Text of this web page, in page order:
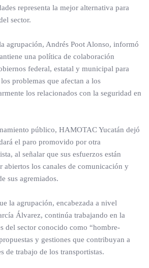
representa la mejor alternativa para
sector.
agrupación, Andrés Poot Alonso, informó
una política de colaboración
federal, estatal y municipal para
problemas que afectan a los
los relacionados con la seguridad en
público, HAMOTAC Yucatán dejó
el paro promovido por otra
al señalar que sus esfuerzos están
abiertos los canales de comunicación y
sus agremiados.
la agrupación, encabezada a nivel
Álvarez, continúa trabajando en la
del sector conocido como “hombre-
y gestiones que contribuyan a
de trabajo de los transportistas.